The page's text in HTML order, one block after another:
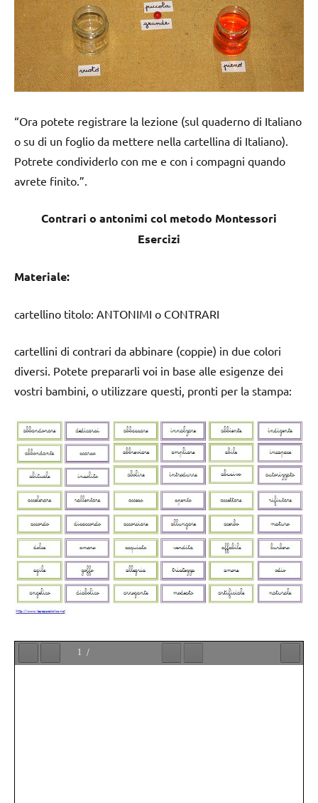
“Ora potete registrare la lezione (sul quaderno di Italiano
o su di un foglio da mettere nella cartellina di Italiano).
Potrete condividerlo con me e con i compagni quando
avrete finito.”.
Contrari o antonimi col metodo Montessori
Esercizi
Materiale:
cartellino titolo: ANTONIMI o CONTRARI
cartellini di contrari da abbinare (coppie) in due colori
diversi. Potete prepararli voi in base alle esigenze dei
vostri bambini, o utilizzare questi, pronti per la stampa: